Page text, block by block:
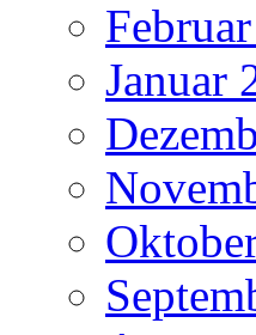
Januar